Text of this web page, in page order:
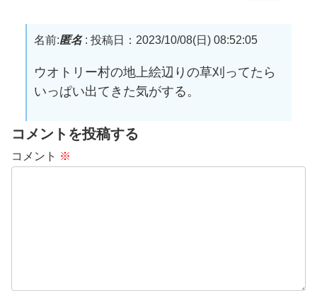
名前:匿名: 投稿日：2023/10/08(日) 08:52:05
ウオトリー村の地上絵辺りの草刈ってたら
いっぱい出てきた気がする。
コメントを投稿する
コメント ※